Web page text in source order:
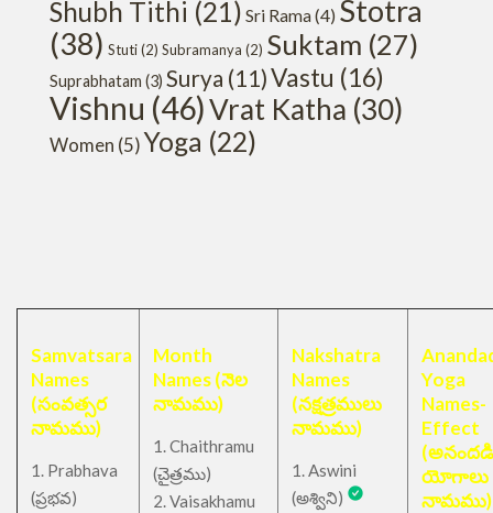
Shubh Tithi (21) Sri Rama(4) Stotra
(38) Stuti(2) Subramanya (2) Suktam (27)
Suprabhatam (3) Surya (11)Vastu (16)
Vishnu (46)Vrat Katha (30)
Women (5)Yoga (22)
Samvatsara
Names
(సంవత్సర
నామము)
1. Prabhava
(ప్రభవ)
Month
Names (నెల
నామము)
1. Chaithramu
(చైత్రము)
2. Vaisakhamu
Nakshatra
Names
(నక్షత్రములు
నామము)
1. Aswini
(అశ్విని)
Yoga
Names-
Effect
(అనందడి
యోగాలు
నామము)